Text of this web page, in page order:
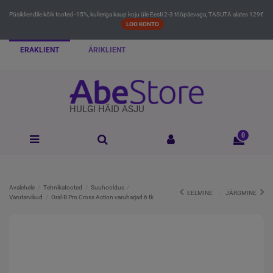
Püsikliendile kõik tooted -15%, kulleriga kaup koju üle Eesti 2-3 tööpäevaga, TASUTA alates 129€
LOO KONTO
ERAKLIENT ÄRIKLIENT
HULGI HÄID ASJU
0
Avalehele Tehnikatooted
Suuhooldus
Varutarvikud
Oral-B Pro Cross Action varuharjad 6 tk
EELMINE JÄRGMINE